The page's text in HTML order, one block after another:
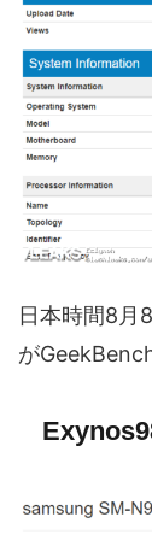
日本時間8月
が